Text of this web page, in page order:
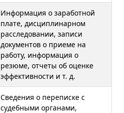
Информация о заработной
плате, дисциплинарном
расследовании, записи
документов о приеме на
работу, информация о
резюме, отчеты об оценке
эффективности и т. д.
Сведения о переписке с
судебными органами,